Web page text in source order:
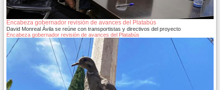
Encabeza gobernador revisión de avances del Platabús
David Monreal Ávila se reúne con transportistas y directivos del proyecto
Encabeza gobernador revisión de avances del Platabús